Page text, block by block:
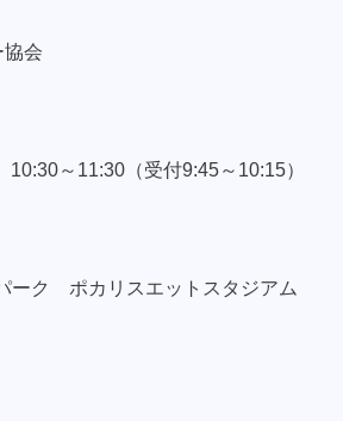
協会
～11:30（受付9:45～10:15）
ーク ポカリスエットスタジアム